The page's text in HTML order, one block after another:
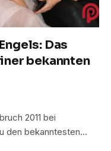
Das
bekannten
2011 bei
den bekanntesten…